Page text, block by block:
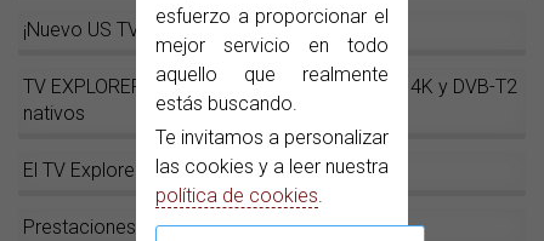
esfuerzo a proporcionar el
mejor servicio en todo
aquello que realmente
estás buscando.
Te invitamos a personalizar
las cookies y a leer nuestra
política de cookies
¡Nuevo US TV Explorerpara América!!
TV EXPLORER NG, el medidor de campo con 4K y DVB-T2
nativos
El TV Explorer
Prestaciones